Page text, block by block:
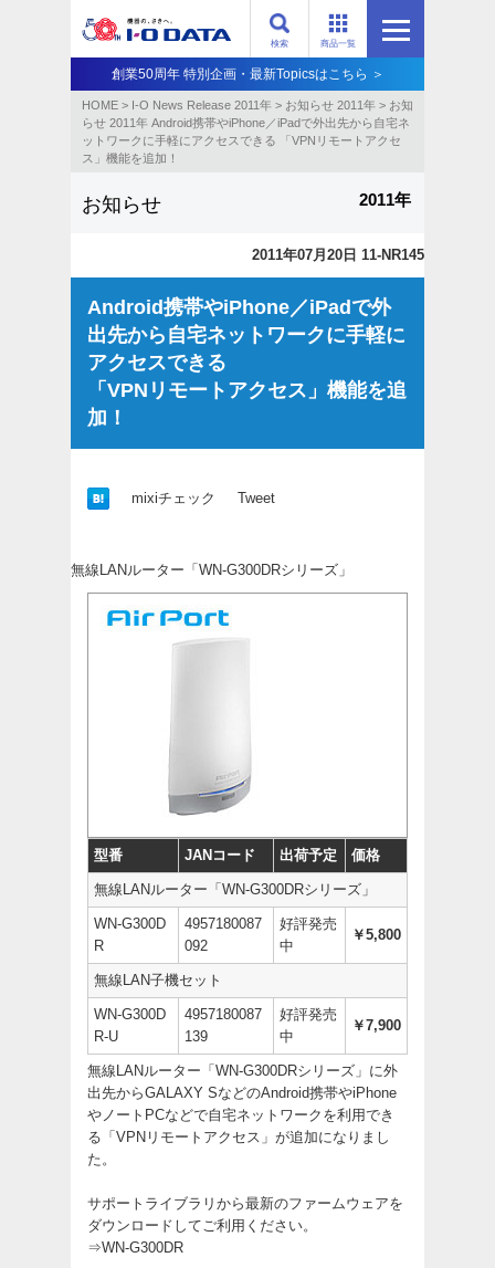
商品一覧
検索
創業50周年 特別企画・最新Topicsはこちら ＞
HOME > I-O News Release 2011年 > お知らせ 2011年 > お知
らせ 2011年 Android携帯やiPhone／iPadで外出先から自宅ネ
ットワークに手軽にアクセスできる 「VPNリモートアクセ
ス」機能を追加！
お知らせ 2011年
2011年07月20日 11-NR145
Android携帯やiPhone／iPadで外
出先から自宅ネットワークに手軽に
アクセスできる
「VPNリモートアクセス」機能を追
加！
mixiチェック Tweet
無線LANルーター「WN-G300DRシリーズ」
型番 JANコード 出荷予定 価格
無線LANルーター「WN-G300DRシリーズ」
WN-G300D
R
4957180087
092
好評発売
中
￥5,800
無線LAN子機セット
WN-G300D
R-U
4957180087
139
好評発売
中
￥7,900
無線LANルーター「WN-G300DRシリーズ」に外
出先からGALAXY SなどのAndroid携帯やiPhone
やノートPCなどで自宅ネットワークを利用でき
る「VPNリモートアクセス」が追加になりまし
た。
サポートライブラリから最新のファームウェアを
ダウンロードしてご利用ください。
⇒WN-G300DR